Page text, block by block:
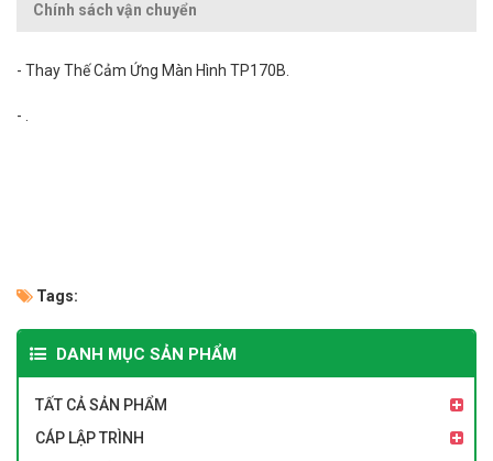
Chính sách vận chuyển
- Thay Thế Cảm Ứng Màn Hình TP170B.
- .
Tags:
DANH MỤC SẢN PHẨM
TẤT CẢ SẢN PHẨM
CÁP LẬP TRÌNH